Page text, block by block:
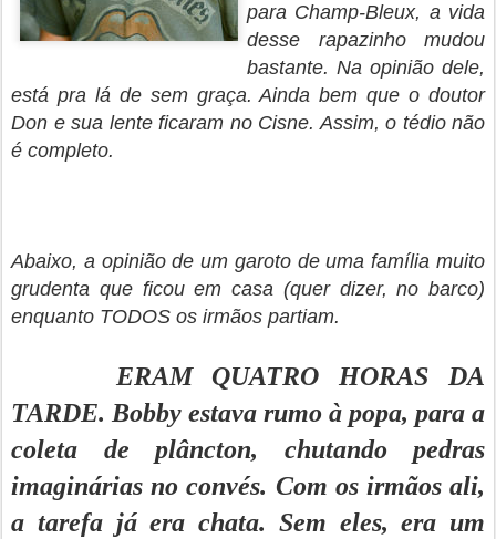
para Champ-Bleux, a vida
desse rapazinho mudou
bastante. Na opinião dele,
está pra lá de sem graça. Ainda bem que o doutor
Don e sua lente ficaram no Cisne. Assim, o tédio não
é completo.
Abaixo, a opinião de um garoto de uma família muito
grudenta que ficou em casa (quer dizer, no barco)
enquanto TODOS os irmãos partiam.
ERAM QUATRO HORAS DA
TARDE. Bobby estava rumo à popa, para a
coleta de plâncton, chutando pedras
imaginárias no convés. Com os irmãos ali,
a tarefa já era chata. Sem eles, era um